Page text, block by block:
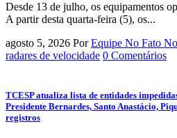
Desde 13 de julho, os equipamentos
A partir desta quarta-feira (5), os...
agosto 5, 2026 Por Equipe No Fato
radares de velocidade 0 Comentários
TCESP atualiza lista de entidades
Presidente Bernardes, Santo Anastácio,
registros